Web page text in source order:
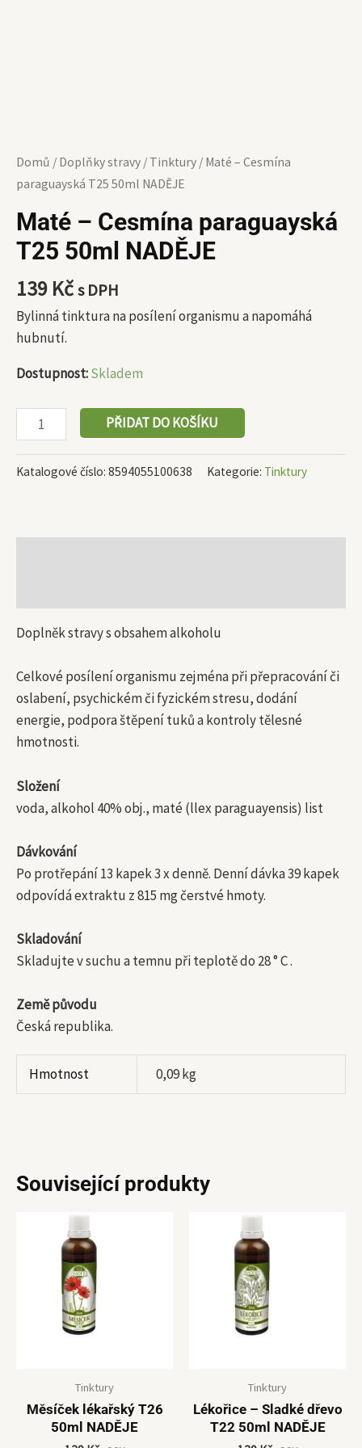
Domů / Doplňky stravy / Tinktury / Maté – Cesmína
paraguayská T25 50ml NADĚJE
Maté – Cesmína paraguayská
T25 50ml NADĚJE
139 Kčs DPH
Bylinná tinktura na posílení organismu a napomáhá
hubnutí.
Dostupnost:Skladem
PŘIDAT DO KOŠÍKU
Katalogové číslo: 8594055100638 Kategorie: Tinktury
Doplněk stravy s obsahem alkoholu
Celkové posílení organismu zejména při přepracování či
oslabení, psychickém či fyzickém stresu, dodání
energie, podpora štěpení tuků a kontroly tělesné
hmotnosti.
Složení
voda, alkohol 40% obj., maté (llex paraguayensis) list
Dávkování
Po protřepání 13 kapek 3 x denně. Denní dávka 39 kapek
odpovídá extraktu z 815 mg čerstvé hmoty.
Skladování
Skladujte v suchu a temnu při teplotě do 28 ° C .
Země původu
Česká republika.
Hmotnost 0,09 kg
Související produkty
Tinktury
Měsíček lékařský T26
50ml NADĚJE
Tinktury
Lékořice – Sladké dřevo
T22 50ml NADĚJE